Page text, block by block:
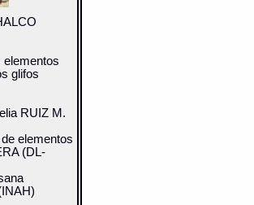
elementos
glifos
RUIZ M.
elementos
(DL-